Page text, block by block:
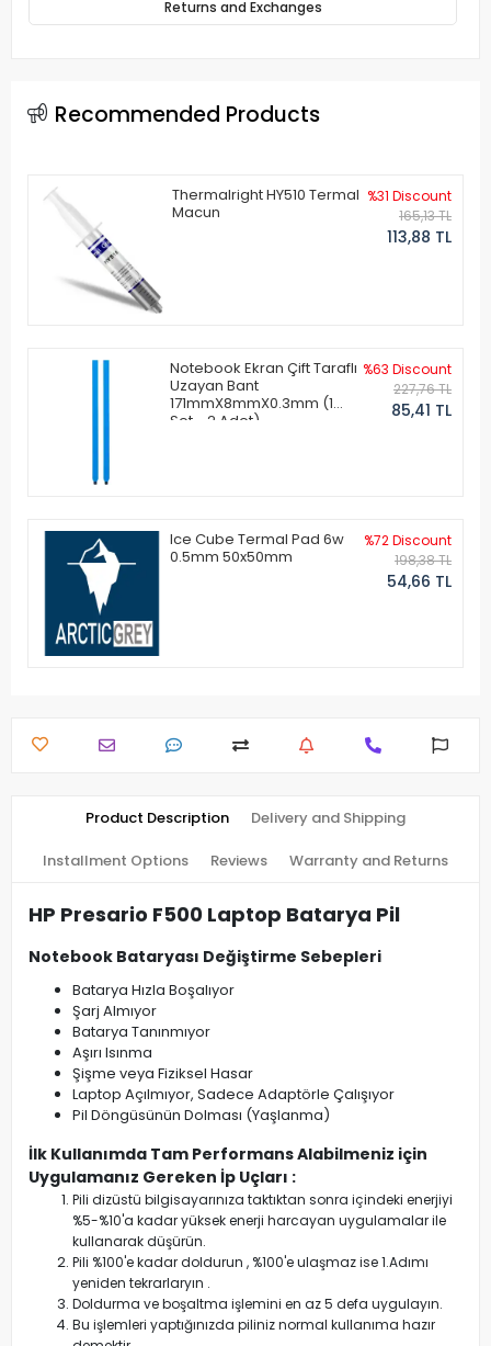
Returns and Exchanges
Recommended Products
Thermalright HY510 Termal
Macun
%31 Discount
165,13 TL
113,88 TL
Notebook Ekran Çift Taraflı
Uzayan Bant
171mmX8mmX0.3mm (1
Set - 2 Adet)
%63 Discount
227,76 TL
85,41 TL
Ice Cube Termal Pad 6w
0.5mm 50x50mm
%72 Discount
198,38 TL
54,66 TL
Product Description Delivery and Shipping
Installment Options Reviews Warranty and Returns
HP Presario F500 Laptop Batarya Pil
Notebook Bataryası Değiştirme Sebepleri
Batarya Hızla Boşalıyor
Şarj Almıyor
Batarya Tanınmıyor
Aşırı Isınma
Şişme veya Fiziksel Hasar
Laptop Açılmıyor, Sadece Adaptörle Çalışıyor
Pil Döngüsünün Dolması (Yaşlanma)
İlk Kullanımda Tam Performans Alabilmeniz için
Uygulamanız Gereken İp Uçları :
Pili dizüstü bilgisayarınıza taktıktan sonra içindeki enerjiyi
%5-%10'a kadar yüksek enerji harcayan uygulamalar ile
kullanarak düşürün.
Pili %100'e kadar doldurun , %100'e ulaşmaz ise 1.Adımı
yeniden tekrarlaryın .
Doldurma ve boşaltma işlemini en az 5 defa uygulayın.
Bu işlemleri yaptığınızda piliniz normal kullanıma hazır